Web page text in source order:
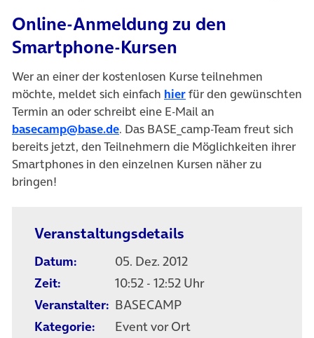
Online-Anmeldung zu den
Smartphone-Kursen
Wer an einer der kostenlosen Kurse teilnehmen
möchte, meldet sich einfach hierfür den gewünschten
Termin an oder schreibt eine E-Mail an
basecamp@base.de(öffnet in neuem Tab)
. Das BASE_camp-Team freut sich
bereits jetzt, den Teilnehmern die Möglichkeiten ihrer
Smartphones in den einzelnen Kursen näher zu
bringen!
Veranstaltungsdetails
Datum:
05. Dez. 2012
Zeit:
10:52 - 12:52 Uhr
Veranstalter: BASECAMP
Kategorie:
Event vor Ort